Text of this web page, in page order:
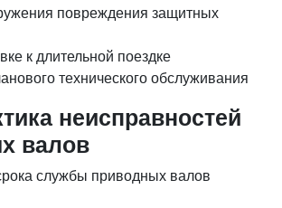
повреждения защитных
к длительной поездке
технического обслуживания
неисправностей
валов
службы приводных валов